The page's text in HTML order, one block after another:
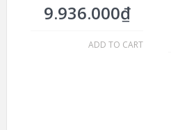
9.936.000₫
ADD TO CART